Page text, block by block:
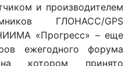
и производителем
ГЛОНАСС/GPS
«Прогресс» – еще
ежегодного форума
на котором принято